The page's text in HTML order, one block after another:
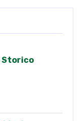
(privacy)*